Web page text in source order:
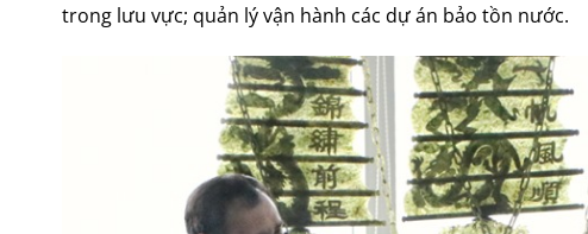
trong lưu vực; quản lý vận hành các dự án bảo tồn nước.